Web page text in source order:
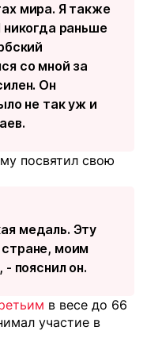
мира. Я также
никогда раньше
со мной за
Он
не так уж и
посвятил свою
медаль. Эту
моим
пояснил он.
в весе до 66
участие в